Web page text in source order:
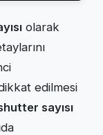
olarak
edilmesi
sayısı